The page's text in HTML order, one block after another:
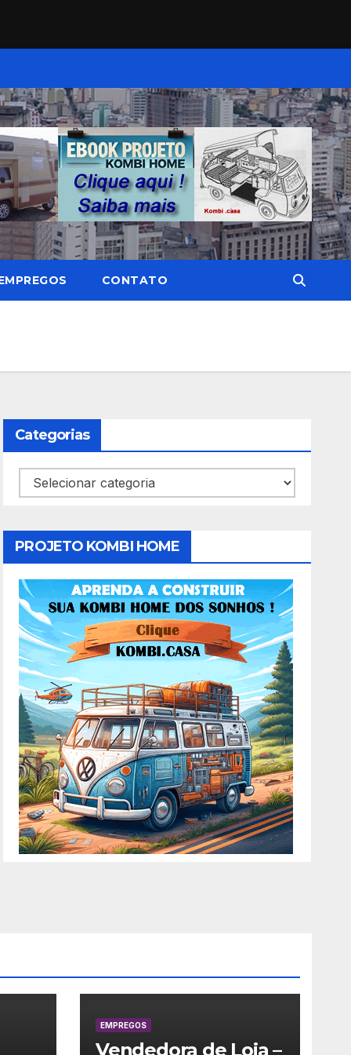
CONTATO
Categorias
Categorias
PROJETO KOMBI HOME
EMPREGOS
Vendedora de Loja –